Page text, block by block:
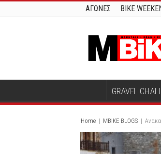
ΑΓΩΝΕΣ BIKE
GRAVEL
Home | MBIKE BLOGS |